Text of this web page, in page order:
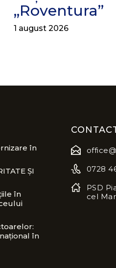
„Roventura”
1 august 2026
în
ȘI
în
în
0728
PSD
cel